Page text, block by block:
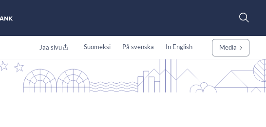
Jaa sivu Suomeksi På svenska In English Media